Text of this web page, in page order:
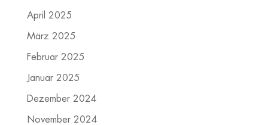
April 2025
März 2025
Februar 2025
Januar 2025
Dezember 2024
November 2024